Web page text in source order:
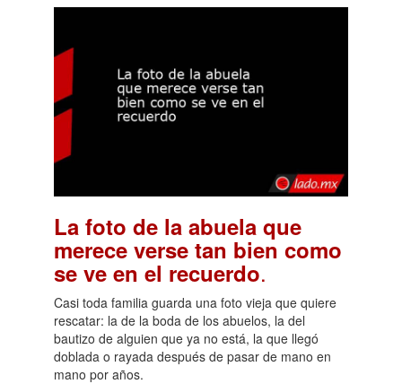
La foto de la abuela que
merece verse tan bien como
se ve en el recuerdo.
Casi toda familia guarda una foto vieja que quiere
rescatar: la de la boda de los abuelos, la del
bautizo de alguien que ya no está, la que llegó
doblada o rayada después de pasar de mano en
mano por años.